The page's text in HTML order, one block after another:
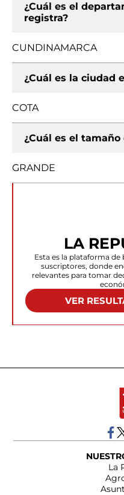
¿Cuál es el
registra?
CUNDINAMARCA
¿Cuál es la ciudad
COTA
¿Cuál es el
GRANDE
LA
Esta es la plataforma
suscriptores, donde
relevantes para tomar
VER
La